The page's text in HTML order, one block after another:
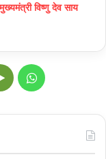
विष्णु देव साय
GoogleWhatsApp